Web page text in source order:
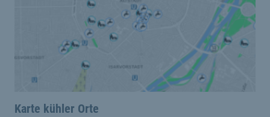
Karte kühler Orte